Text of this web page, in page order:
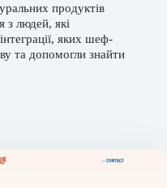
продуктів
з людей, які
яких шеф-
та допомогли знайти